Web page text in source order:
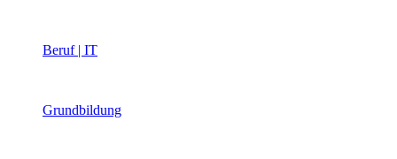
Beruf | IT
Grundbildung